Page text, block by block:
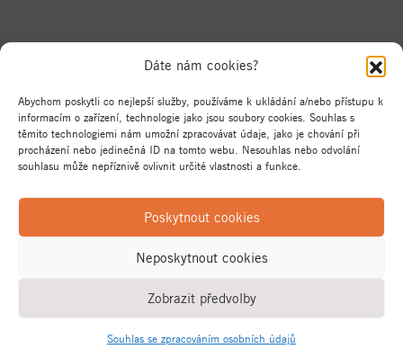
Dáte nám cookies?
Abychom poskytli co nejlepší služby, používáme k ukládání a/nebo přístupu k
informacím o zařízení, technologie jako jsou soubory cookies. Souhlas s
těmito technologiemi nám umožní zpracovávat údaje, jako je chování při
procházení nebo jedinečná ID na tomto webu. Nesouhlas nebo odvolání
souhlasu může nepříznivě ovlivnit určité vlastnosti a funkce.
Poskytnout cookies
Neposkytnout cookies
Zobrazit předvolby
Souhlas se zpracováním osobních údajů